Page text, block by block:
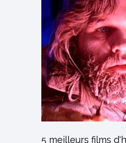
5 meilleurs films